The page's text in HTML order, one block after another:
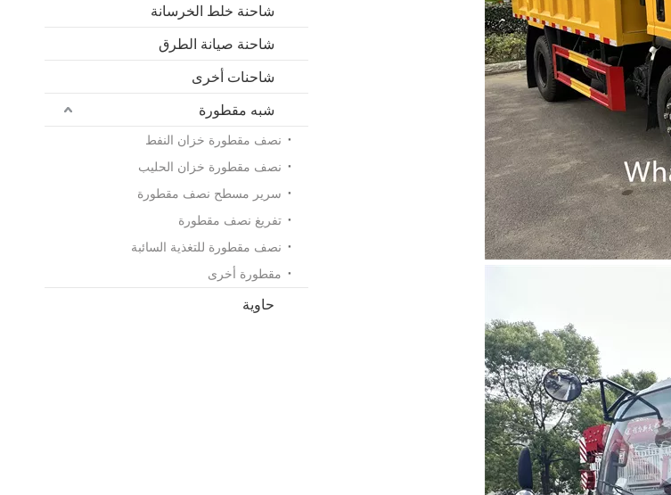
شاحنة خلط الخرسانة
شاحنة صيانة الطرق
شاحنات أخرى
شبه مقطورة
نصف مقطورة خزان النفط
نصف مقطورة خزان الحليب
سرير مسطح نصف مقطورة
تفريغ نصف مقطورة
نصف مقطورة للتغذية السائبة
مقطورة أخرى
حاوية